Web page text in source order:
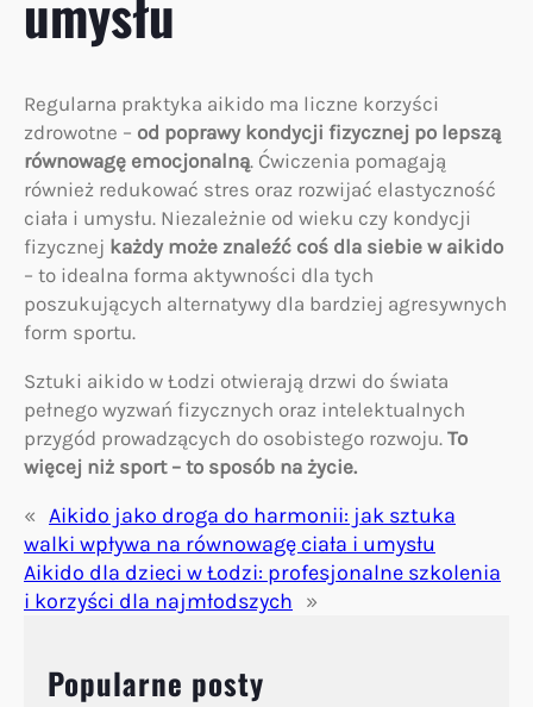
Regularna praktyka aikido ma liczne korzyści
zdrowotne – od poprawy kondycji fizycznej po lepszą
równowagę emocjonalną. Ćwiczenia pomagają
również redukować stres oraz rozwijać elastyczność
ciała i umysłu. Niezależnie od wieku czy kondycji
fizycznej każdy może znaleźć coś dla siebie w aikido
– to idealna forma aktywności dla tych
poszukujących alternatywy dla bardziej agresywnych
form sportu.
Sztuki aikido w Łodzi otwierają drzwi do świata
pełnego wyzwań fizycznych oraz intelektualnych
przygód prowadzących do osobistego rozwoju. To
więcej niż sport – to sposób na życie.
« Aikido jako droga do harmonii: jak sztuka
walki wpływa na równowagę ciała i umysłu
Aikido dla dzieci w Łodzi: profesjonalne szkolenia
i korzyści dla najmłodszych »
Popularne posty